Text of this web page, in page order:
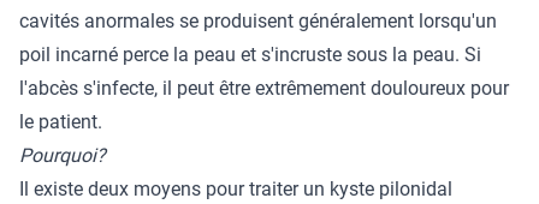
cavités anormales se produisent généralement lorsqu'un
poil incarné perce la peau et s'incruste sous la peau. Si
l'abcès s'infecte, il peut être extrêmement douloureux pour
le patient.
Pourquoi?
Il existe deux moyens pour traiter un kyste pilonidal